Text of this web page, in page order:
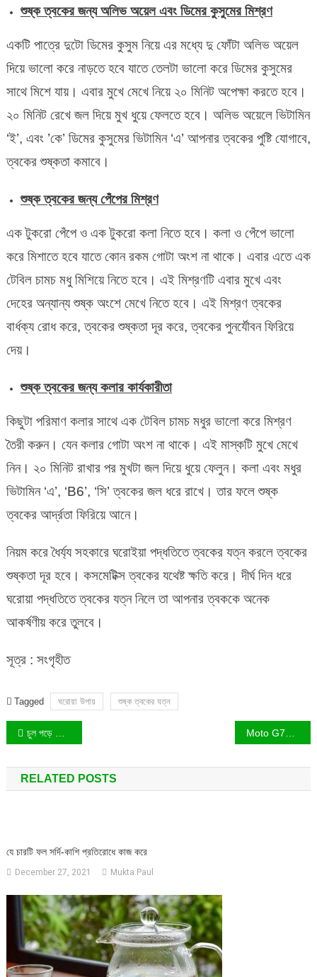
শুষ্ক ত্বকের জন্য অলিভ অয়েল এবং ডিমের কুসুমের মিশ্রণ
একটি পাত্রে দুটো ডিমের কুসুম নিয়ে এর মধ্যে দু ফোঁটা অলিভ অয়েল
দিয়ে ভালো করে নাড়তে হবে যাতে তেলটা ভালো করে ডিমের কুসুমের
সাথে মিশে যায়। এবার মুখে মেখে নিয়ে ২০ মিনিট অপেক্ষা করতে হবে।
২০ মিনিট রেখে জল দিয়ে মুখ ধুয়ে ফেলতে হবে। অলিভ অয়েলে ভিটামিন
‘ই’, এবং ’কে’ ডিমের কুসুমের ভিটামিন ‘এ’ আপনার ত্বকের পুষ্টি যোগাবে,
ত্বকের শুষ্কতা কমাবে।
শুষ্ক ত্বকের জন্য পেঁপের মিশ্রণ
এক টুকরো পেঁপে ও এক টুকরো কলা নিতে হবে। কলা ও পেঁপে ভালো
করে মিশাতে হবে যাতে কোন রকম গোটা অংশ না থাকে। এবার এতে এক
টেবিল চামচ মধু মিশিয়ে নিতে হবে। এই মিশ্রণটি এবার মুখে এবং
দেহের অন্যান্য শুষ্ক অংশে মেখে নিতে হবে। এই মিশ্রণ ত্বকের
বার্ধক্য রোধ করে, ত্বকের শুষ্কতা দূর করে, ত্বকের পুনর্যৌবন ফিরিয়ে
দেয়।
শুষ্ক ত্বকের জন্য কলার কার্যকারীতা
কিছুটা পরিমাণ কলার সাথে এক টেবিল চামচ মধুর ভালো করে মিশ্রণ
তৈরী করুন। যেন কলার গোটা অংশ না থাকে। এই মাস্কটি মুখে মেখে
নিন। ২০ মিনিট রাখার পর মুখটা জল দিয়ে ধুয়ে ফেলুন। কলা এবং মধুর
ভিটামিন ‘এ’, ‘B6’, ‘সি’ ত্বকের জল ধরে রাখে। তার ফলে শুষ্ক
ত্বকের আর্দ্রতা ফিরিয়ে আনে।
নিয়ম করে ধৈর্য্য সহকারে ঘরোইয়া পদ্ধতিতে ত্বকের যত্ন করলে ত্বকের
শুষ্কতা দূর হবে। কসমেটিক্স ত্বকের যথেষ্ট ক্ষতি করে। দীর্ঘ দিন ধরে
ঘরোয়া পদ্ধতিতে ত্বকের যত্ন নিলে তা আপনার ত্বককে অনেক
আকর্ষণীয় করে তুলবে।
সূত্র : সংগৃহীত
Tagged ঘরোয়া উপায় শুষ্ক ত্বকের যত্ন
Post
navigation
চুল পড়ে যাচ্ছে? চুলের যত্নে ঘরোয়া পদ্ধতি! Moto G73 : মটোরোলা জি৭৩ ( Moto G73 ) ৫জি আকর্ষণীয় ফিচার সহ বাজারে এলো!
RELATED POSTS
যে চারটি ফল সর্দি-কাশি প্রতিরোধে কাজ করে
December 27, 2021 Mukta Paul